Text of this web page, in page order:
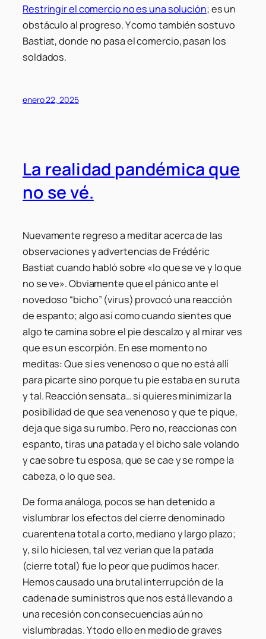
Restringir el comercio no es una solución; es un
obstáculo al progreso. Y como también sostuvo
Bastiat, donde no pasa el comercio, pasan los
soldados.
enero 22, 2025
La realidad pandémica que
no se vé.
Nuevamente regreso a meditar acerca de las
observaciones y advertencias de Frédéric
Bastiat cuando habló sobre «lo que se ve y lo que
no se ve». Obviamente que el pánico ante el
novedoso “bicho” (virus) provocó una reacción
de espanto; algo así como cuando sientes que
algo te camina sobre el pie descalzo y al mirar ves
que es un escorpión. En ese momento no
meditas: Que si es venenoso o que no está allí
para picarte sino porque tu pie estaba en su ruta
y tal. Reacción sensata… si quieres minimizar la
posibilidad de que sea venenoso y que te pique,
deja que siga su rumbo. Pero no, reaccionas con
espanto, tiras una patada y el bicho sale volando
y cae sobre tu esposa, que se cae y se rompe la
cabeza, o lo que sea.
De forma análoga, pocos se han detenido a
vislumbrar los efectos del cierre denominado
cuarentena total a corto, mediano y largo plazo;
y, si lo hiciesen, tal vez verían que la patada
(cierre total) fue lo peor que pudimos hacer.
Hemos causado una brutal interrupción de la
cadena de suministros que nos está llevando a
una recesión con consecuencias aún no
vislumbradas. Y todo ello en medio de graves